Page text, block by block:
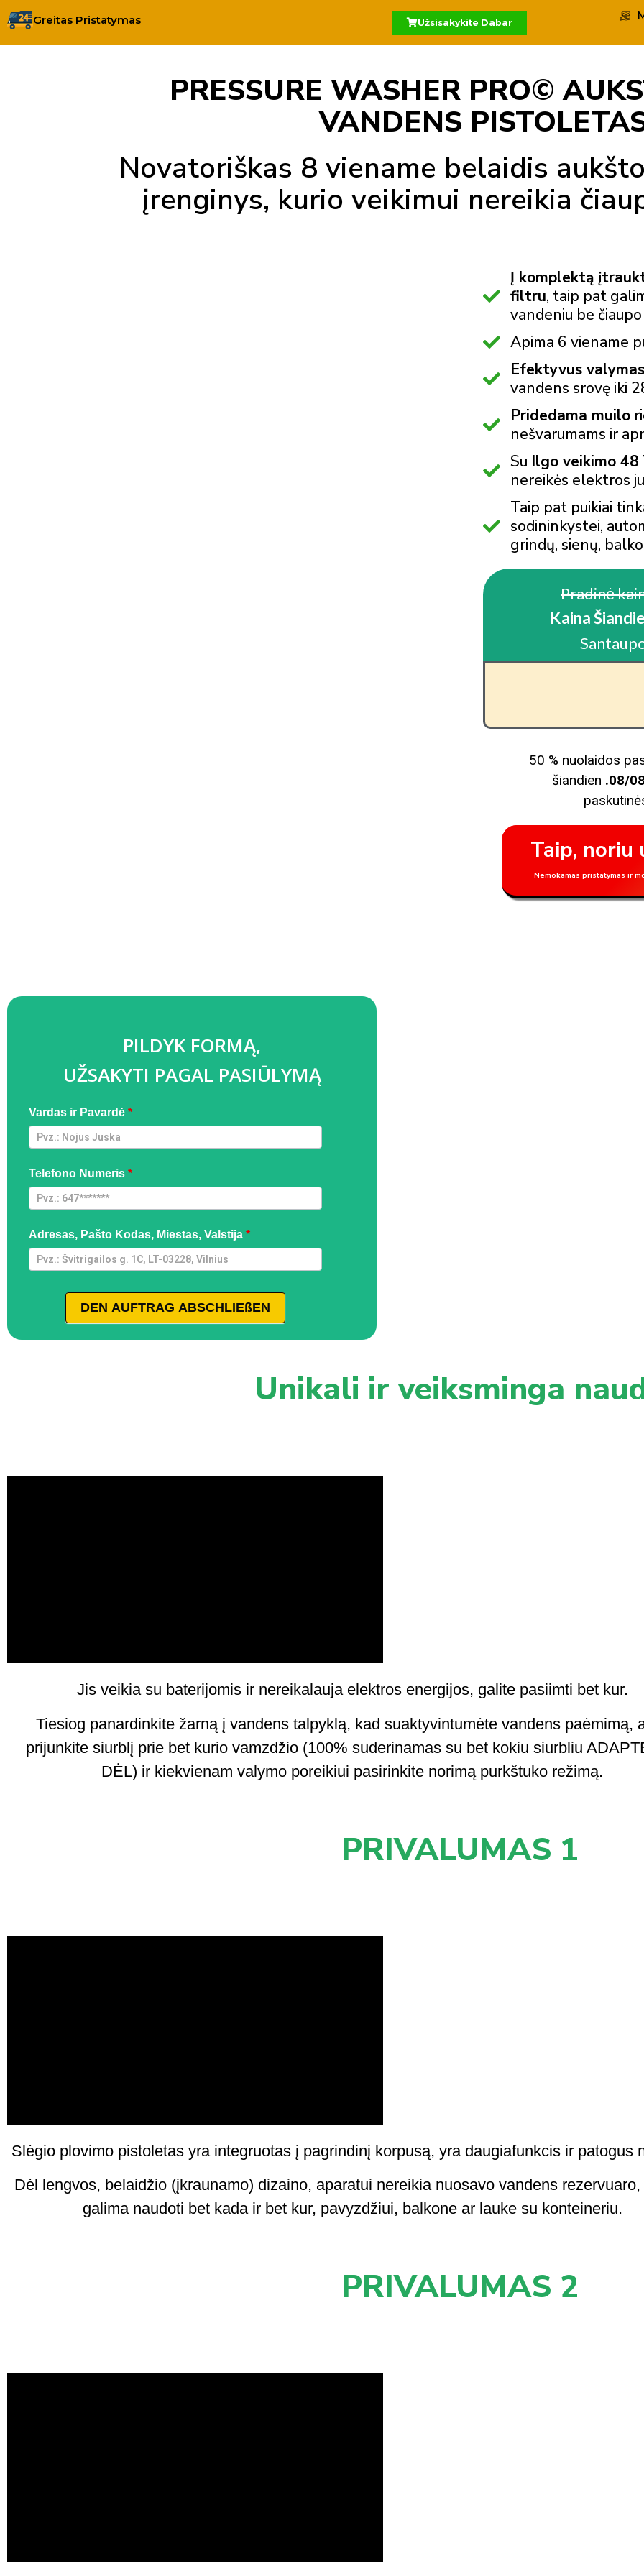
Greitas Pristatymas Užsisakykite Dabar
PRESSURE WASHER PRO©
VANDENS
Novatoriškas 8 viename belaidis
įrenginys, kurio veikimui nereikia
Į komplektą
filtru, taip pat
vandeniu be čiaupo
Apima 6 viename
Efektyvus valymas
vandens srovę iki
Pridedama muilo
nešvarumams ir
Su Ilgo veikimo
nereikės elektros
Taip pat puikiai
sodininkystei,
grindų, sienų,
Pradinė
Kaina
50 % nuolaidos
šiandien .08/
Taip, noriu
Nemokamas pristatymas ir
PILDYK FORMĄ,
UŽSAKYTI PAGAL PASIŪLYMĄ
Pressure
Washer
Lituania
GADS-
MC
Vardas ir Pavardė *
Telefono Numeris *
Adresas, Pašto Kodas, Miestas, Valstija *
DEN AUFTRAG ABSCHLIEßEN
Unikali ir veiksminga
Jis veikia su baterijomis ir nereikalauja elektros energijos, galite pasiimti bet kur.
Tiesiog panardinkite žarną į vandens talpyklą, kad suaktyvintumėte vandens paėmimą,
prijunkite siurblį prie bet kurio vamzdžio (100% suderinamas su bet kokiu siurbliu
DĖL) ir kiekvienam valymo poreikiui pasirinkite norimą purkštuko režimą.
PRIVALUMAS 1
Slėgio plovimo pistoletas yra integruotas į pagrindinį korpusą, yra daugiafunkcis ir patogus
Dėl lengvos, belaidžio (įkraunamo) dizaino, aparatui nereikia nuosavo vandens
galima naudoti bet kada ir bet kur, pavyzdžiui, balkone ar lauke su konteineriu.
PRIVALUMAS 2